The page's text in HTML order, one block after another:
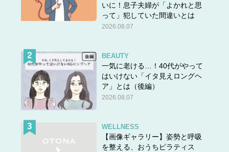
いに！息子夫婦が「よかれと思
って」犯していた間違いとは
2026.08.07
BEAUTY
一気に老ける…！40代がやって
はいけない「イタ見えロングヘ
ア」とは（後編）
2026.08.07
WELLNESS
【画像ギャラリー】姿勢と呼吸
を整える、おうちピラティス